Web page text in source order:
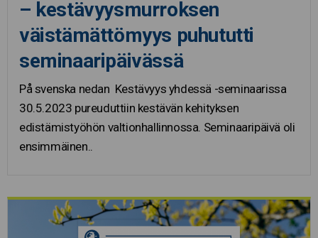
– kestävyysmurroksen
väistämättömyys puhututti
seminaaripäivässä
På svenska nedan Kestävyys yhdessä -seminaarissa
30.5.2023 pureuduttiin kestävän kehityksen
edistämistyöhön valtionhallinnossa. Seminaaripäivä oli
ensimmäinen..